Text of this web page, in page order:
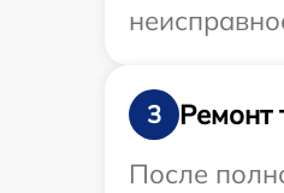
3
Ремонт
После